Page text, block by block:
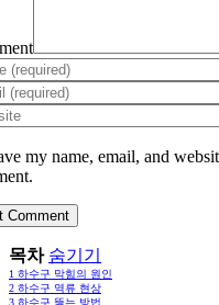
my name, email, and
목차 숨기기
1 하수구 막힘의 원인
2 하수구 역류 현상
3 하수구 뚫는 방법